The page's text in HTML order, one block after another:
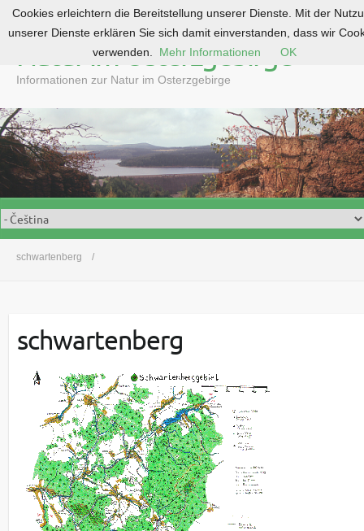
o
c
o
n
e
n
Natur im Osterzgebirge
Informationen zur Natur im Osterzgebirge
schwartenberg
schwartenberg
Cookies erleichtern die Bereitstellung unserer Dienste. Mit der
unserer Dienste erklären Sie sich damit einverstanden, dass wir
verwenden.
Mehr Informationen OK